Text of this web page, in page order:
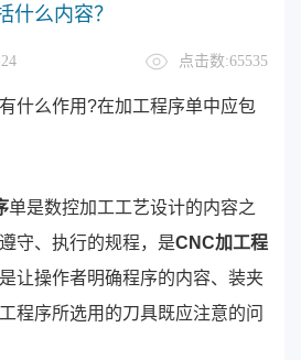
什么内容？
点击数:65535
什么作用?在加工程序单中应包
单是数控加工工艺设计的内容之
守、执行的规程，是CNC加工程
让操作者明确程序的内容、装夹
程序所选用的刀具既应注意的问